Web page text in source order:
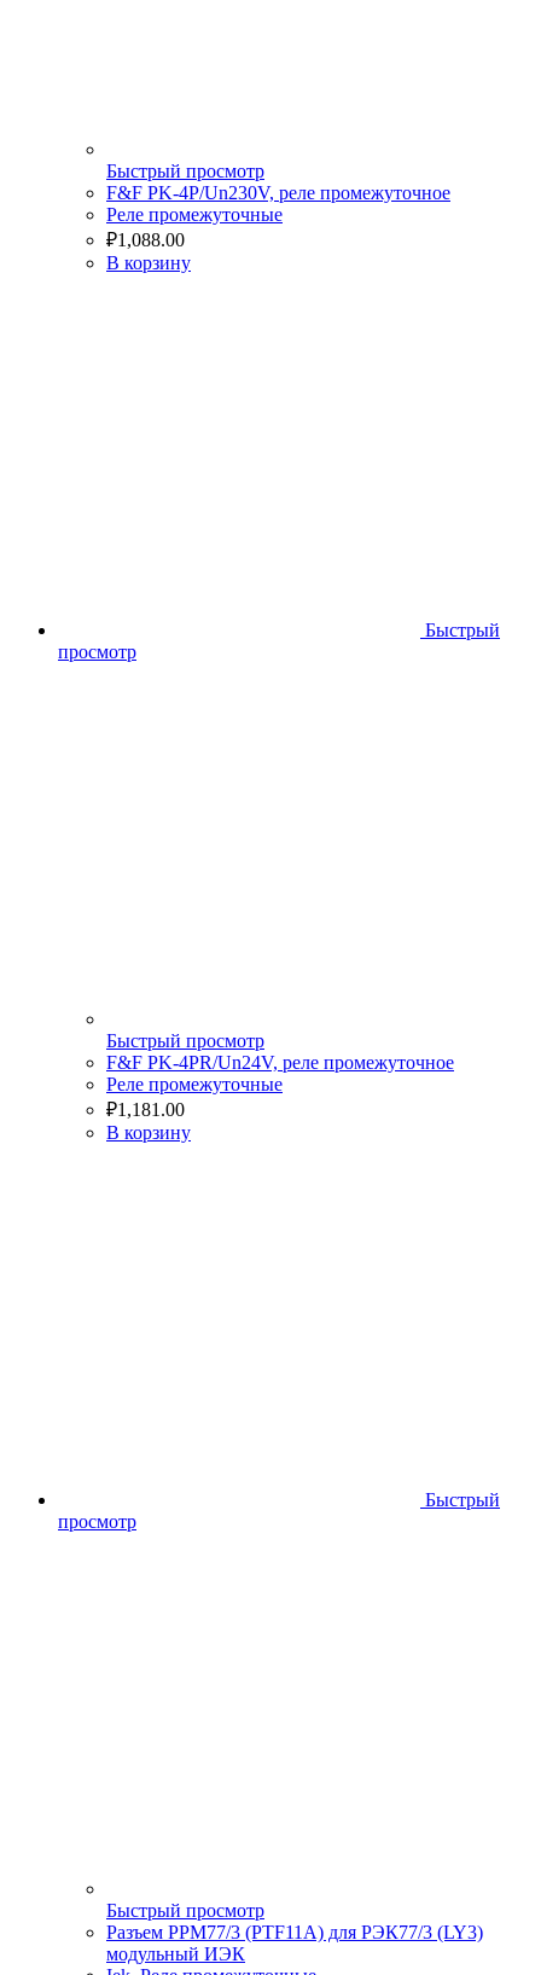
Быстрый просмотр
F&F PK-4P/Un230V, реле промежуточное
Реле промежуточные
₽1,088.00
В корзину
Быстрый
просмотр
Быстрый просмотр
F&F PK-4PR/Un24V, реле промежуточное
Реле промежуточные
₽1,181.00
В корзину
Быстрый
просмотр
Быстрый просмотр
Разъем РРМ77/3 (PTF11A) для РЭК77/3 (LY3)
модульный ИЭК